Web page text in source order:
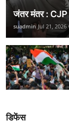
जंतर मंतर : CJP
suadmin Jul 21, 2026
डिफेंस